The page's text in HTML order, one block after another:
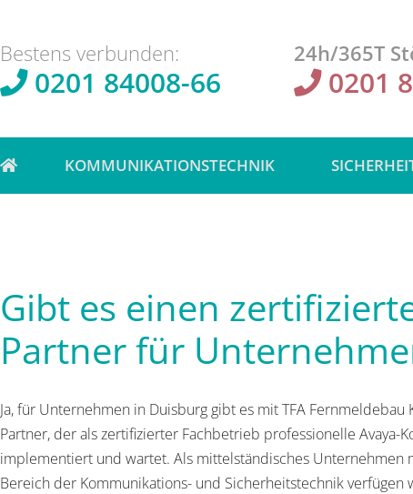
Bestens verbunden:
0201 84008-66
24h/365T
0201
KOMMUNIKATIONSTECHNIK
Gibt es einen
Partner für
Ja, für Unternehmen in Duisburg gibt es mit TFA
Partner, der als zertifizierter Fachbetrieb professionelle Avaya-
implementiert und wartet. Als mittelständisches Unternehmen
Bereich der Kommunikations- und Sicherheitstechnik